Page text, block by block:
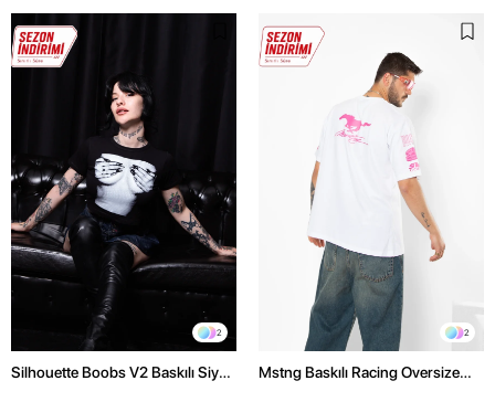
2
Silhouette Boobs V2 Baskılı Siyah
2
Mstng Baskılı Racing Oversize